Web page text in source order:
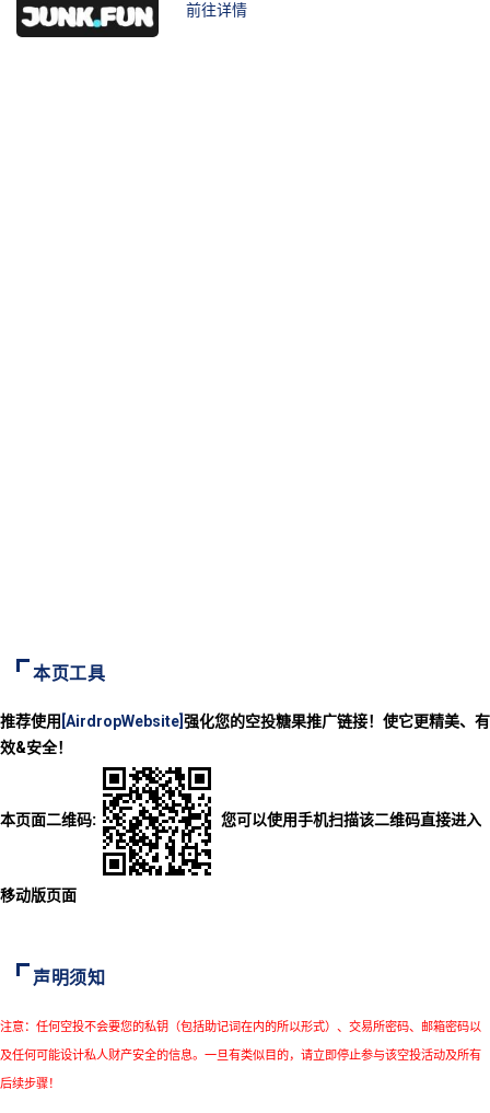
前往详情
本页工具
推荐使用 [AirdropWebsite] 强化您的空投糖果推广链接！使它更精美、有
效&安全！
本页面二维码: 您可以使用手机扫描该二维码直接进入
移动版页面
声明须知
注意：任何空投不会要您的私钥（包括助记词在内的所以形式）、交易所密码、邮箱密码以
及任何可能设计私人财产安全的信息。一旦有类似目的，请立即停止参与该空投活动及所有
后续步骤！